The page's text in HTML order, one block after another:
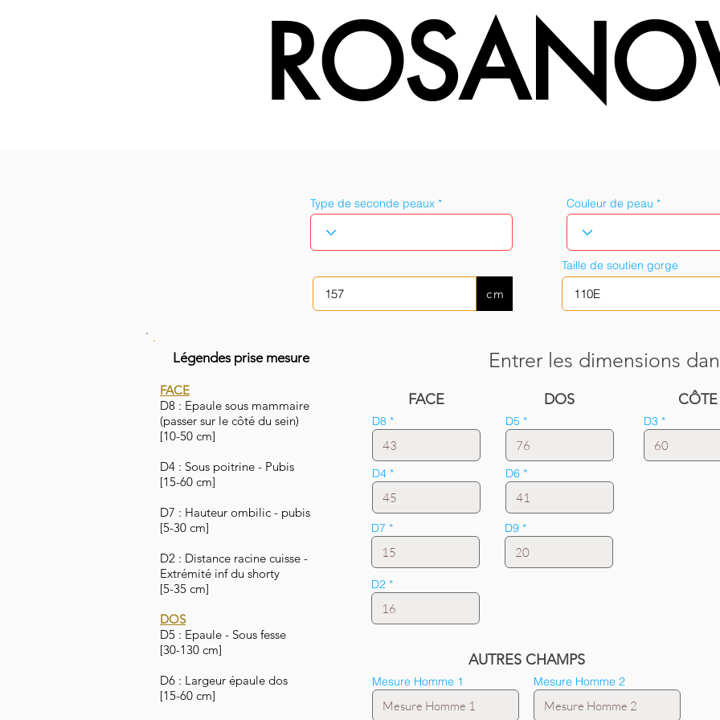
Type de seconde peaux
cm
Couleur de peau
Taille de soutien gorge
Entrer les dimensions
FACE DOS CÔTE
D8
D4
D7
D5
D6
D9
D3
D2
AUTRES CHAMPS
Mesure Homme 1 Mesure Homme 2
Légendes prise mesure
FACE
D8 : Epaule sous mammaire
(passer sur le côté du sein)
[10-50 cm]
D4 : Sous poitrine - Pubis
[15-60 cm]
D7 : Hauteur ombilic - pubis
[5-30 cm]
D2 : Distance racine cuisse -
Extrémité inf du shorty
[5-35 cm]
DOS
D5 : Epaule - Sous fesse
[30-130 cm]
D6 : Largeur épaule dos
[15-60 cm]